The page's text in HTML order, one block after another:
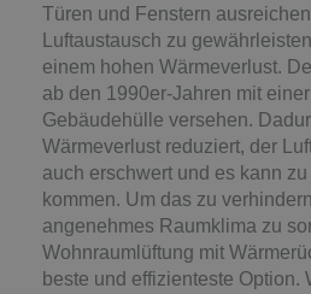
Türen und Fenstern
Luftaustausch zu
einem hohen Wärmeverlust.
ab den 1990er-Jahren mit
Gebäudehülle versehen.
Wärmeverlust reduziert, der
auch erschwert und es kann
kommen. Um das zu
angenehmes Raumklima zu
Wohnraumlüftung mit
beste und effizienteste Option.